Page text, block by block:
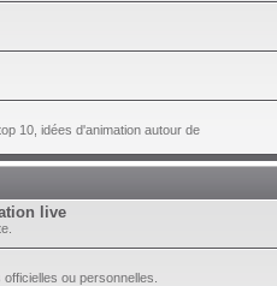
10, idées d'animation autour de
live
ou personnelles.